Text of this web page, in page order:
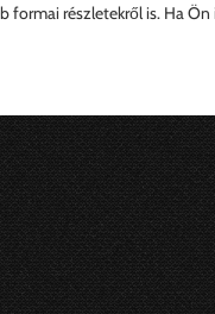
részletekről is. Ha